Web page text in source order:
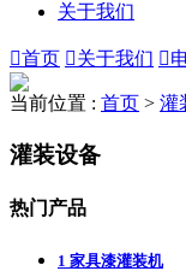
关于我们
首页 关于我们 
当前位置 : 首页 > 灌
灌装设备
热门产品
1 家具漆灌装机